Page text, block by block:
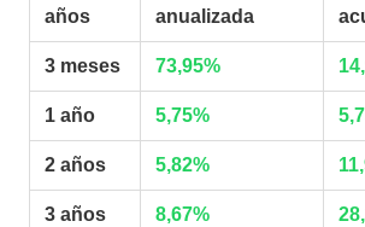
años
anualizada
3 meses 73,95%
1 año 5,75%
2 años 5,82%
3 años 8,67%